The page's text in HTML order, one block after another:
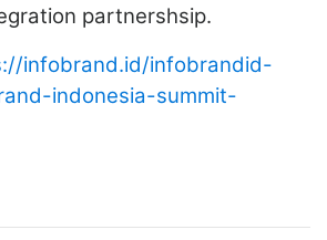
partnershsip.
infobrand.id/infobrandid-
indonesia-summit-